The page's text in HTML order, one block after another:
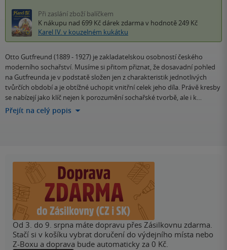
Při zaslání zboží balíčkem
K nákupu nad 699 Kč dárek zdarma v hodnotě 249 Kč
Karel IV. v kouzelném kukátku
Otto Gutfreund (1889 - 1927) je zakladatelskou osobností českého
moderního sochařství. Musíme si přitom přiznat, že dosavadní pohled
na Gutfreunda je v podstatě složen jen z charakteristik jednotlivých
tvůrčích období a je obtížné uchopit vnitřní celek jeho díla. Právě kresby
se nabízejí jako klíč nejen k porozumění sochařské tvorbě, ale i k…
Přejít na celý popis
Od 3. do 9. srpna máte dopravu přes Zásilkovnu zdarma.
Stačí si v košíku vybrat doručení do výdejního místa nebo
Z-Boxu a doprava bude automaticky za 0 Kč.